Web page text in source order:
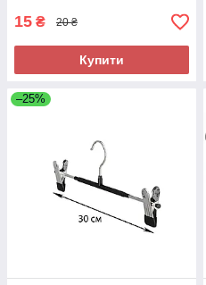
15 ₴ 20 ₴
Купити
–25%